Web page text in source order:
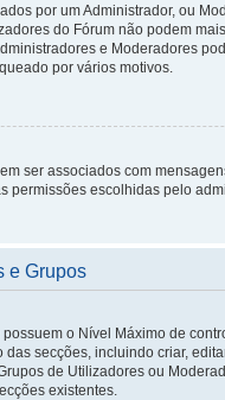
por um Administrador, ou
do Fórum não podem
e Moderadores
por vários motivos.
ser associados com
permissões escolhidas pelo
e Grupos
o Nível Máximo de
secções, incluindo criar,
de Utilizadores ou
existentes.